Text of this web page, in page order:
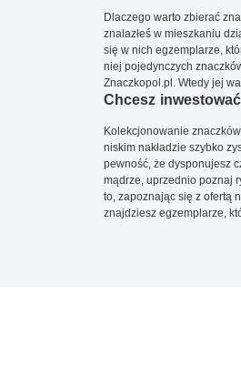
Dlaczego warto zbierać
znalazłeś w mieszkaniu
się w nich egzemplarze,
niej pojedynczych
Znaczkopol.pl. Wtedy jej
Chcesz
Kolekcjonowanie
niskim nakładzie szybko
pewność, że dysponujesz
mądrze, uprzednio poznaj
to, zapoznając się z ofertą
znajdziesz egzemplarze,